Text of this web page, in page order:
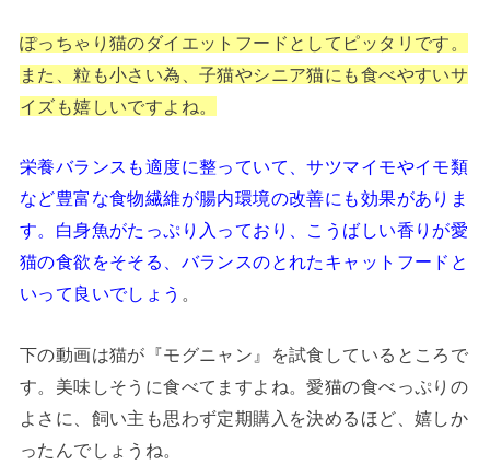
ぽっちゃり猫のダイエットフードとしてピッタリです。
また、粒も小さい為、子猫やシニア猫にも食べやすいサ
イズも嬉しいですよね。
栄養バランスも適度に整っていて、サツマイモやイモ類
など豊富な食物繊維が腸内環境の改善にも効果がありま
す。白身魚がたっぷり入っており、こうばしい香りが愛
猫の食欲をそそる、バランスのとれたキャットフードと
いって良いでしょう 。
下の動画は猫が『モグニャン』を試食しているところで
す。美味しそうに食べてますよね。愛猫の食べっぷりの
よさに、飼い主も思わず定期購入を決めるほど、嬉しか
ったんでしょうね。